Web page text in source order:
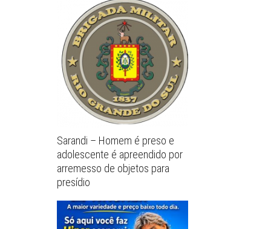
Sarandi – Homem é preso e
adolescente é apreendido por
arremesso de objetos para
presídio